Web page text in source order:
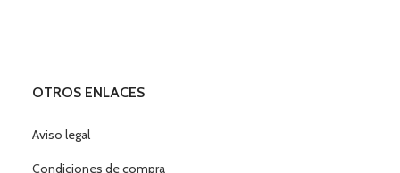
OTROS ENLACES
Aviso legal
Condiciones de compra